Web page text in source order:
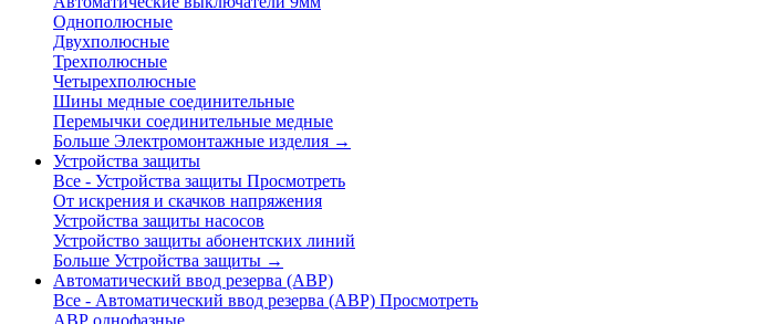
Однополюсные
Двухполюсные
Трехполюсные
Четырехполюсные
Шины медные соединительные
Перемычки соединительные медные
Больше Электромонтажные изделия →
Устройства защиты
Все - Устройства защиты Просмотреть
От искрения и скачков напряжения
Устройства защиты насосов
Устройство защиты абонентских линий
Больше Устройства защиты →
Автоматический ввод резерва (АВР)
Все - Автоматический ввод резерва (АВР) Просмотреть
АВР однофазные